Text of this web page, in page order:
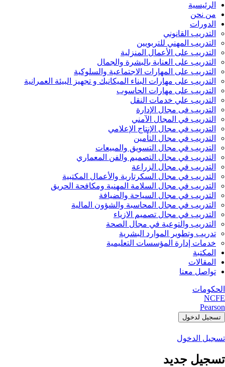
الرئيسية
من نحن
الدورات
التدريب القانوني
التدريب المهني للتربويين
التدريب على الأعمال المنزلية
التدريب على العناية بالبشرة والجمال
التدريب على المهارات الاجتماعية والسلوكية
التدريب على مهارات البناء الميكانيك و تجهيز البيئة العمرانية
التدريب على مهارات الحاسوب
التدريب علي خدمات النقل
التدريب فى مجال الإدارة
التدريب في المجال الآمني
التدريب في مجال الإنتاج الإعلامي
التدريب في مجال التأمين
التدريب في مجال التسويق والمبيعات
التدريب في مجال التصميم والفن المعماري
التدريب في مجال الزراعة
التدريب في مجال السكرتارية والأعمال المكتبية
التدريب في مجال السلامة المهنية ومكافحة الحريق
التدريب في مجال السياحة والضيافة
التدريب في مجال المحاسبة والشؤون المالية
التدريب في مجال تصميم الازياء
التدريب والتوعية في مجال الصحة
تدريب وتطوير الموارد البشرية
خدمات إدارة المؤسسات التعليمية
المكتبة
المقالات
تواصل معنا
الحكومات
NCFE
Pearson
تسجيل لدخول
تسجيل الدخول
تسجيل جديد